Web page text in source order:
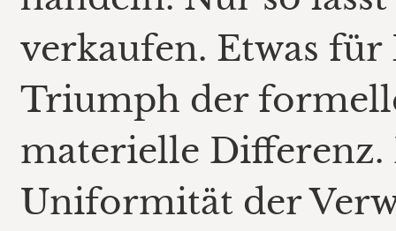
verkaufen. Etwas für
Triumph der
materielle
Uniformität der